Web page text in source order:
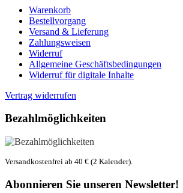
Warenkorb
Bestellvorgang
Versand & Lieferung
Zahlungsweisen
Widerruf
Allgemeine Geschäftsbedingungen
Widerruf für digitale Inhalte
Vertrag widerrufen
Bezahlmöglichkeiten
Versandkostenfrei ab 40 € (2 Kalender).
Abonnieren Sie unseren Newsletter!